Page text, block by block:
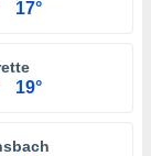
17°
19°